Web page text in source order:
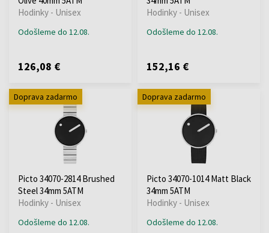
Hodinky - Unisex
Odošleme do 12.08.
126,08 €
Hodinky - Unisex
Odošleme do 12.08.
152,16 €
Doprava zadarmo
Picto 34070-2814 Brushed
Steel 34mm 5ATM
Hodinky - Unisex
Odošleme do 12.08.
Doprava zadarmo
Picto 34070-1014 Matt Black
34mm 5ATM
Hodinky - Unisex
Odošleme do 12.08.